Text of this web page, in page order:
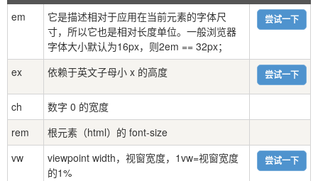
em
它是描述相对于应用在当前元素的字体尺
寸，所以它也是相对长度单位。一般浏览器
字体大小默认为16px，则2em == 32px；
尝试一下
ex 依赖于英文子母小 x 的高度 尝试一下
ch
数字 0 的宽度
rem
根元素（html）的 font-size
vw
viewpoint width，视窗宽度，1vw=视窗宽度
的1%
尝试一下